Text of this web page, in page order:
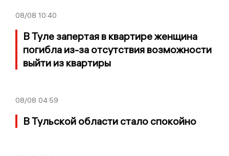
08/08 10:40
В Туле запертая в квартире женщина
погибла из-за отсутствия возможности
выйти из квартиры
08/08 04:59
В Тульской области стало спокойно